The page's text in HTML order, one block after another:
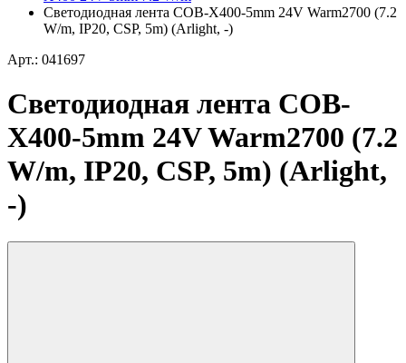
Светодиодная лента COB-X400-5mm 24V Warm2700 (7.2
W/m, IP20, CSP, 5m) (Arlight, -)
Арт.: 041697
Светодиодная лента COB-
X400-5mm 24V Warm2700 (7.2
W/m, IP20, CSP, 5m) (Arlight,
-)